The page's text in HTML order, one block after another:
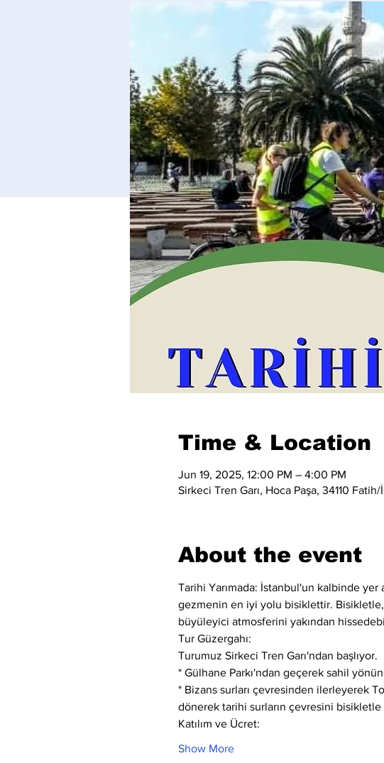
Time & Location
Jun 19, 2025, 12:00 PM – 4:00 PM
Sirkeci Tren Garı, Hoca Paşa, 34110
About the event
Tarihi Yarımada: İstanbul'un kalbinde
gezmenin en iyi yolu bisiklettir. Bisikletle,
büyüleyici atmosferini yakından
Tur Güzergahı:
Turumuz Sirkeci Tren Garı'ndan başlıyor.
* Gülhane Parkı'ndan geçerek sahil
* Bizans surları çevresinden ilerleyerek
dönerek tarihi surların çevresini
Katılım ve Ücret:
Show More